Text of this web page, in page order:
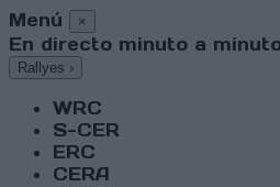
Menú ×
En directo minuto a
Rallyes ›
WRC
S-CER
ERC
CERA